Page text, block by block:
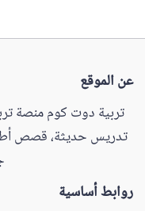
عن الموقع
تربية دوت كوم منصة
تدريس حديثة، قصص
روابط أساسية